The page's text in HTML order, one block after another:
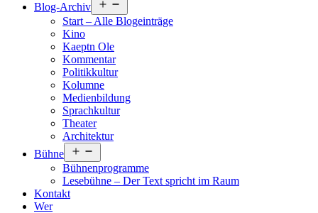
Blog-Archiv
öffnen
Start – Alle Blogeinträge
Kino
Kaeptn Ole
Kommentar
Politikkultur
Kolumne
Medienbildung
Sprachkultur
Theater
Architektur
Bühne
öffnen
Bühnenprogramme
Lesebühne – Der Text spricht im Raum
Kontakt
Wer